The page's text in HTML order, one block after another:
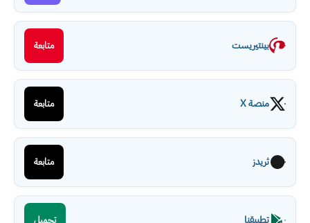
بينتيريست متابعة
منصة X متابعة
ثريدز متابعة
تطبيقنا تحميل